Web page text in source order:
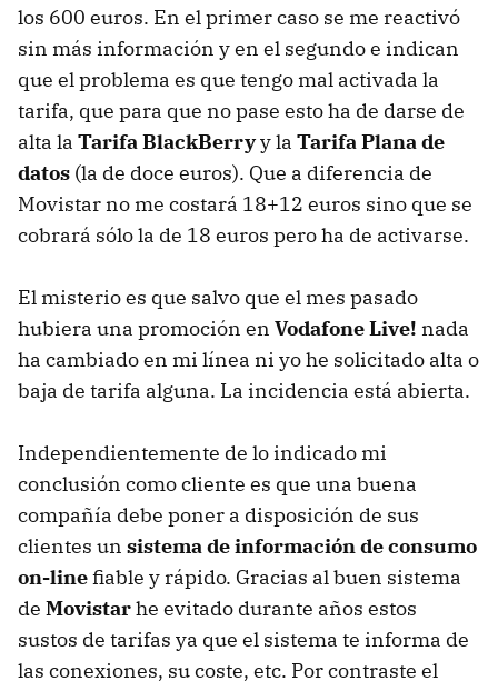
los 600 euros. En el primer caso se me reactivó
sin más información y en el segundo e indican
que el problema es que tengo mal activada la
tarifa, que para que no pase esto ha de darse de
alta la Tarifa BlackBerryy la Tarifa Plana de
datos (la de doce euros). Que a diferencia de
Movistar no me costará 18+12 euros sino que se
cobrará sólo la de 18 euros pero ha de activarse.
El misterio es que salvo que el mes pasado
hubiera una promoción en Vodafone Live! nada
ha cambiado en mi línea ni yo he solicitado alta o
baja de tarifa alguna. La incidencia está abierta.
Independientemente de lo indicado mi
conclusión como cliente es que una buena
compañía debe poner a disposición de sus
clientes un sistema de información de consumo
on-linefiable y rápido. Gracias al buen sistema
de Movistarhe evitado durante años estos
sustos de tarifas ya que el sistema te informa de
las conexiones, su coste, etc. Por contraste el